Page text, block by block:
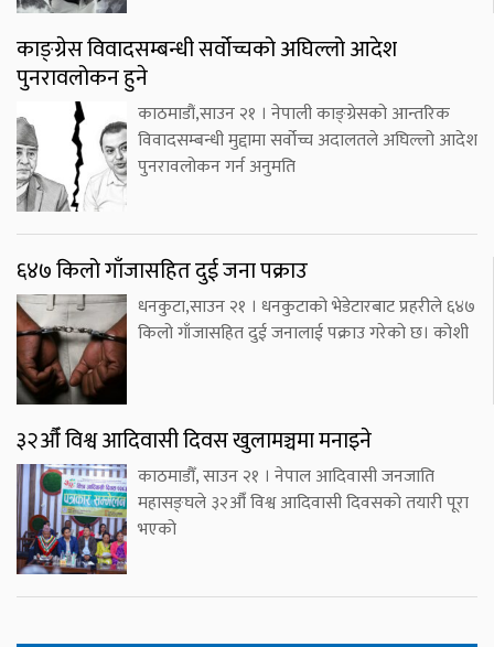
काङ्ग्रेस विवादसम्बन्धी सर्वोच्चको अघिल्लो आदेश
पुनरावलोकन हुने
काठमाडौं,साउन २१ । नेपाली काङ्ग्रेसको आन्तरिक
विवादसम्बन्धी मुद्दामा सर्वोच्च अदालतले अघिल्लो आदेश
पुनरावलोकन गर्न अनुमति
६४७ किलो गाँजासहित दुई जना पक्राउ
धनकुटा,साउन २१ । धनकुटाको भेडेटारबाट प्रहरीले ६४७
किलो गाँजासहित दुई जनालाई पक्राउ गरेको छ। कोशी
३२औँ विश्व आदिवासी दिवस खुलामञ्चमा मनाइने
काठमाडौँ, साउन २१ । नेपाल आदिवासी जनजाति
महासङ्घले ३२औँ विश्व आदिवासी दिवसको तयारी पूरा
भएको